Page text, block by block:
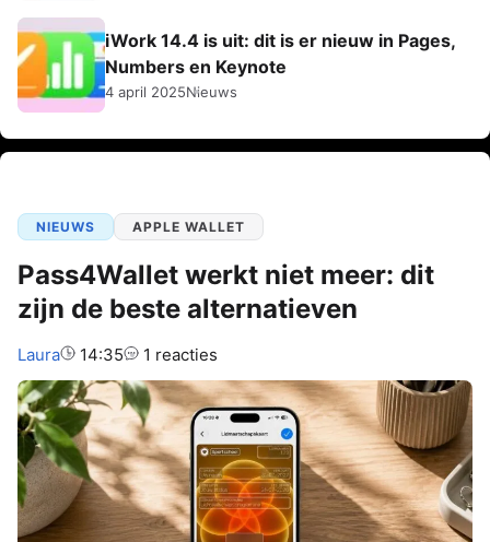
iWork 14.4 is uit: dit is er nieuw in Pages,
Numbers en Keynote
4 april 2025Nieuws
NIEUWS APPLE WALLET
Pass4Wallet werkt niet meer: dit
zijn de beste alternatieven
Auteur:
Laura 14:35 1 reacties